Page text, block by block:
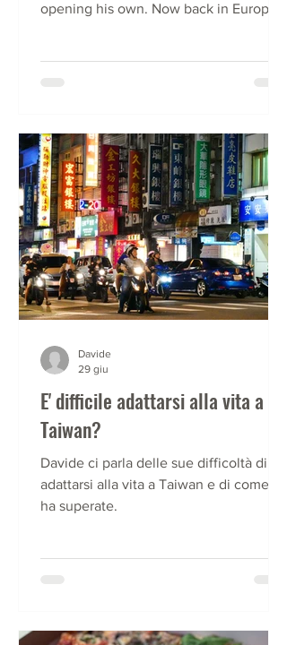
opening his own. Now back in Europe,
E' difficile adattarsi alla vita a
Taiwan?
Davide ci parla delle sue difficoltà di
adattarsi alla vita a Taiwan e di come le
ha superate.
Davide
29 giu